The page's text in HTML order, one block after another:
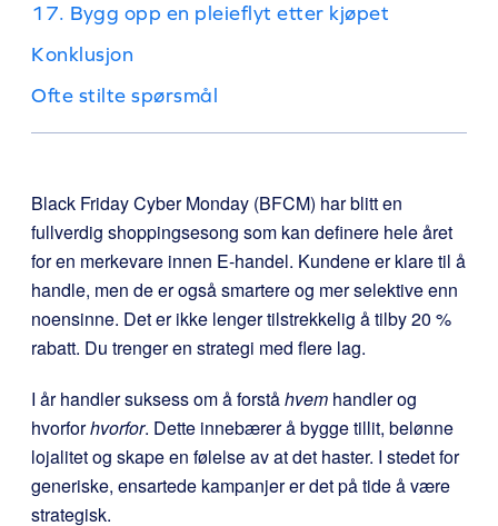
17. Bygg opp en pleieflyt etter kjøpet
Konklusjon
Ofte stilte spørsmål
Black Friday Cyber Monday (BFCM) har blitt en
fullverdig shoppingsesong som kan definere hele året
for en merkevare innen E-handel. Kundene er klare til å
handle, men de er også smartere og mer selektive enn
noensinne. Det er ikke lenger tilstrekkelig å tilby 20 %
rabatt. Du trenger en strategi med flere lag.
I år handler suksess om å forståhvem handler og
hvorforhvorfor. Dette innebærer å bygge tillit, belønne
lojalitet og skape en følelse av at det haster. I stedet for
generiske, ensartede kampanjer er det på tide å være
strategisk.